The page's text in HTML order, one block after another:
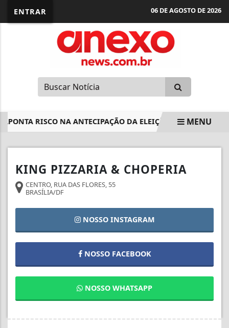
ENTRAR 06 DE AGOSTO DE 2026
RISCO NA ANTECIPAÇÃO DA ELEIÇÃO DA MESA
MENU
KING PIZZARIA & CHOPERIA
CENTRO, RUA DAS FLORES, 55
BRASÍLIA/DF
NOSSO INSTAGRAM
NOSSO FACEBOOK
NOSSO WHATSAPP